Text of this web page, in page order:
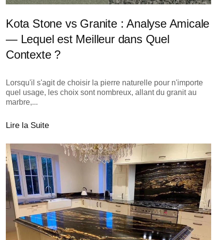
Kota Stone vs Granite : Analyse Amicale
— Lequel est Meilleur dans Quel
Contexte ?
Lorsqu'il s'agit de choisir la pierre naturelle pour n'importe
quel usage, les choix sont nombreux, allant du granit au
marbre,...
Lire la Suite